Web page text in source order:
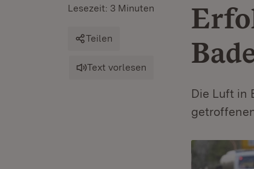
Die Luft in
Lesezeit: 3 Minuten
Teilen
Text vorlesen